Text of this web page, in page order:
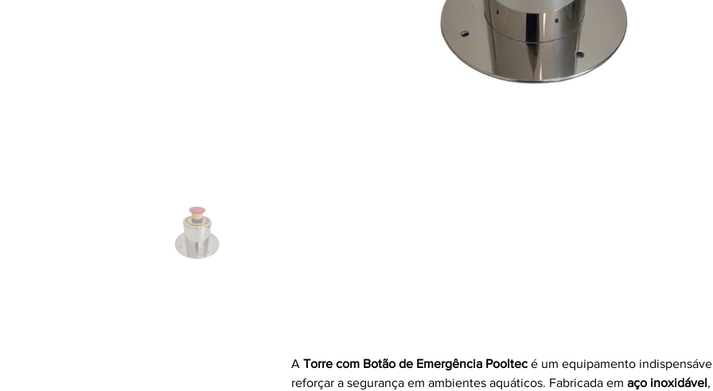
A Torre com Botão de Emergência Pooltec é um equipamento
reforçar a segurança em ambientes aquáticos. Fabricada em aço inoxidável